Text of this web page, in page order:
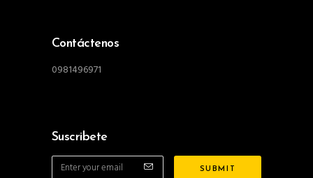
Contáctenos
0981496971
Suscribete